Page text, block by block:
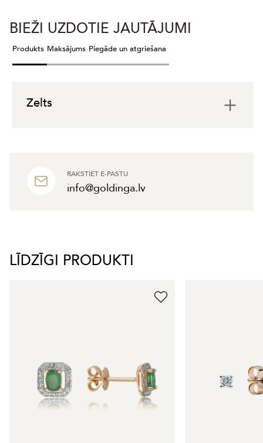
RAKSTIET E-PASTU
info@goldinga.lv
BIEŽI UZDOTIE JAUTĀJUMI
Produkts Maksājums Piegāde un atgriešana
Zelts
LĪDZĪGI PRODUKTI